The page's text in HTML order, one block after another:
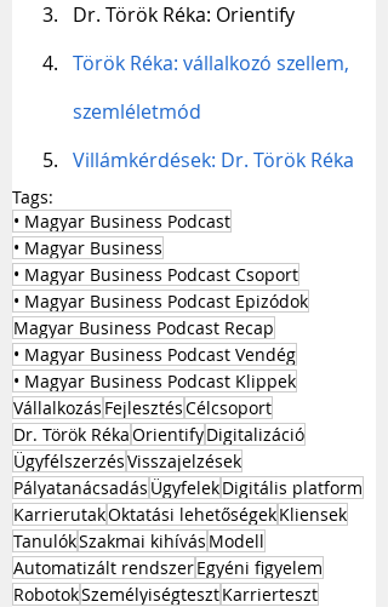
Dr. Török Réka: Orientify
Török Réka: vállalkozó szellem,
szemléletmód
Villámkérdések: Dr. Török Réka
Tags:
• Magyar Business Podcast
• Magyar Business
• Magyar Business Podcast Csoport
• Magyar Business Podcast Epizódok
Magyar Business Podcast Recap
• Magyar Business Podcast Vendég
• Magyar Business Podcast Klippek
Vállalkozás FejlesztésCélcsoport
Dr. Török RékaOrientifyDigitalizáció
ÜgyfélszerzésVisszajelzések
Pályatanácsadás ÜgyfelekDigitális platform
KarrierutakOktatási lehetőségekKliensek
TanulókSzakmai kihívás Modell
Automatizált rendszerEgyéni figyelem
RobotokSzemélyiségtesztKarrierteszt